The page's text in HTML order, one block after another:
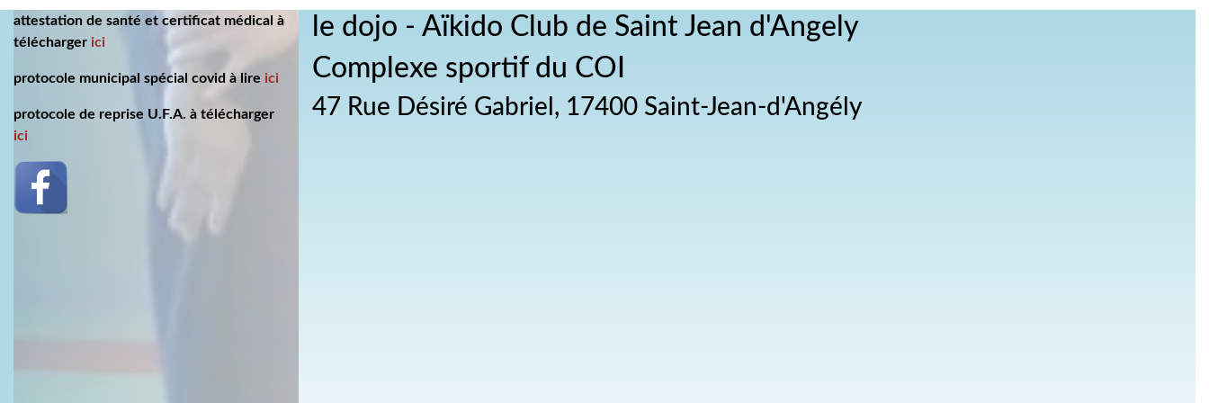
attestation de santé et certificat médical à
télécharger ici
protocole municipal spécial covid à lire ici
protocole de reprise U.F.A. à télécharger
ici
le dojo - Aïkido Club de Saint Jean d'Angely
Complexe sportif du COI
47 Rue Désiré Gabriel, 17400 Saint-Jean-d'Angély